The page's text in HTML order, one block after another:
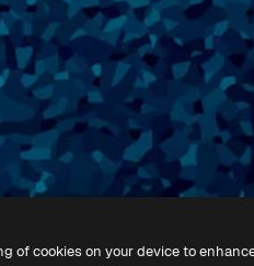
of cookies on your device to